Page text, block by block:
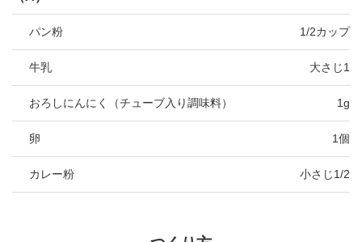
パン粉 1/2カップ
牛乳 大さじ1
おろしにんにく（チューブ入り調味料） 1g
卵 1個
カレー粉 小さじ1/2